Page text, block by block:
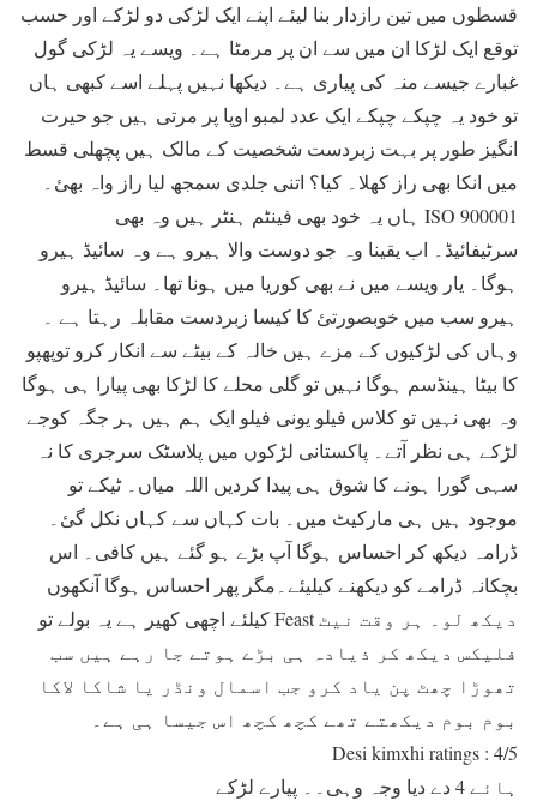
قسطوں میں تین رازدار بنا لیئے اپنے ایک لڑکی دو لڑکے اور حسب
توقع ایک لڑکا ان میں سے ان پر مرمٹا ہے۔ ویسے یہ لڑکی گول
غبارے جیسے منہ کی پیاری ہے۔ دیکھا نہیں پہلے اسے کبھی ہاں
تو خود یہ چپکے چپکے ایک عدد لمبو اوپا پر مرتی ہیں جو حیرت
انگیز طور پر بہت زبردست شخصیت کے مالک ہیں پچھلی قسط
میں انکا بھی راز کھلا۔ کیا؟ اتنی جلدی سمجھ لیا راز واہ بھئ۔
ہاں یہ خود بھی فینٹم ہنٹر ہیں وہ بھی ISO 900001
سرٹیفائیڈ۔ اب یقینا وہ جو دوست والا ہیرو ہے وہ سائیڈ ہیرو
ہوگا۔ یار ویسے میں نے بھی کوریا میں ہونا تھا۔ سائیڈ ہیرو
ہیرو سب میں خوبصورتئ کا کیسا زبردست مقابلہ رہتا ہے ۔
وہاں کی لڑکیوں کے مزے ہیں خالہ کے بیٹے سے انکار کرو توپھپو
کا بیٹا ہینڈسم ہوگا نہیں تو گلی محلے کا لڑکا بھی پیارا ہی ہوگا
وہ بھی نہیں تو کلاس فیلو یونی فیلو ایک ہم ہیں ہر جگہ کوجے
لڑکے ہی نظر آتے۔ پاکستانی لڑکوں میں پلاسٹک سرجری کا نہ
سہی گورا ہونے کا شوق ہی پیدا کردیں اللہ میاں۔ ٹیکے تو
موجود ہیں ہی مارکیٹ میں۔ بات کہاں سے کہاں نکل گئ۔
ڈرامہ دیکھ کر احساس ہوگا آپ بڑے ہو گئے ہیں کافی۔ اس
بچکانہ ڈرامے کو دیکھنے کیلیئے۔مگر پھر احساس ہوگا آنکھوں
کیلئے اچھی کھیر ہے یہ بولے تو Feast دیکھ لو۔ ہر وقت نیٹ
فلیکس دیکھ کر ذیادہ ہی بڑے ہوتے جا رہے ہیں سب
تھوڑا چھٹ پن یاد کرو جب اسمال ونڈر یا شاکا لاکا
بوم بوم دیکھتے تھے کچھ کچھ اس جیسا ہی ہے۔
Desi kimxhi ratings : 4/5
ہائے 4 دے دیا وجہ وہی۔۔ پیارے لڑکے